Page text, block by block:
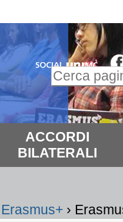
Inserire il
Ricerca
avanzata…
ACCORDI
BILATERALI
Erasmus+ ›